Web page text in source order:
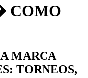
COMO
MARCA
TORNEOS,